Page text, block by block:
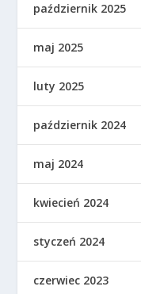
październik 2025
maj 2025
luty 2025
październik 2024
maj 2024
kwiecień 2024
styczeń 2024
czerwiec 2023